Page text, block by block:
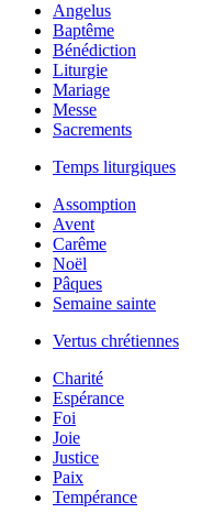
Angelus
Baptême
Bénédiction
Liturgie
Mariage
Messe
Sacrements
Temps liturgiques
Assomption
Avent
Carême
Noël
Pâques
Semaine sainte
Vertus chrétiennes
Charité
Espérance
Foi
Joie
Justice
Paix
Tempérance